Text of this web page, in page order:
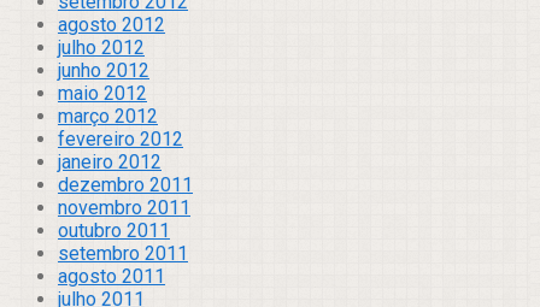
agosto 2012
julho 2012
junho 2012
maio 2012
março 2012
fevereiro 2012
janeiro 2012
dezembro 2011
novembro 2011
outubro 2011
setembro 2011
agosto 2011
julho 2011